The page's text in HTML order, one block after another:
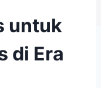
untuk
di Era